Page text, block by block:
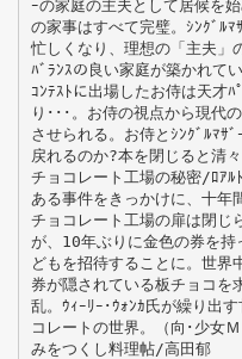
ｰの家庭の主夫として居候を
の家事はすべて完璧。ｼﾝｸﾞﾙﾏ
忙しくなり、理想の「主夫」
ﾊﾞﾗﾝｽの良い家庭が築かれて
ｺﾝﾃｽﾄに出場したお侍は天才ﾊ
り･･･。お侍の視点から現代
させられる。お侍とｼﾝｸﾞﾙﾏｻ
戻れるのか?本を閉じると清
チョコレート工場の秘密/ﾛｱﾙ
ある事件をきっかけに、十年
チョコレート工場の扉は閉じ
が、10年ぶりに金色の券を持
どもを招待することに。世界
券が隠されている板チョコを
乱。ｳｨｰﾘｰ･ｳｫﾝｶ氏が繰り出す
コレートの世界。（向･少女Ｍ
みをつくし料理帖/高田郁